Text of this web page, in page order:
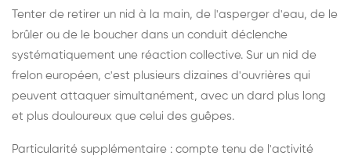
Tenter de retirer un nid à la main, de l'asperger d'eau, de le
brûler ou de le boucher dans un conduit déclenche
systématiquement une réaction collective. Sur un nid de
frelon européen, c'est plusieurs dizaines d'ouvrières qui
peuvent attaquer simultanément, avec un dard plus long
et plus douloureux que celui des guêpes.
Particularité supplémentaire : compte tenu de l'activité